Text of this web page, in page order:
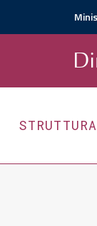
D
STRUTTURA